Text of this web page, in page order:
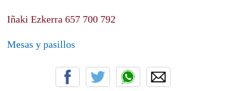
Iñaki Ezkerra 657 700 792
Mesas y pasillos